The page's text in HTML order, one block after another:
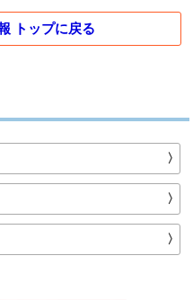
トップに戻る
〉
〉
〉